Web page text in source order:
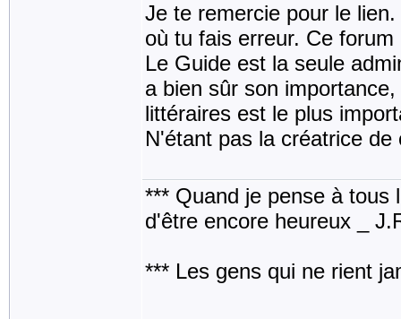
Je te remercie pour le
où tu fais erreur. Ce
Le Guide est la seule
a bien sûr son
littéraires est le plus
N'étant pas la créatrice
*** Quand je pense à tous
d'être encore heureux _
*** Les gens qui ne rient